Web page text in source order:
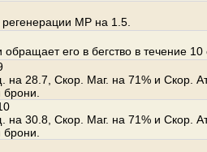
MP на 1.5.
обращает его в бегство в течение 10
на 28.7, Скор. Маг. на 71% и Скор.
на 30.8, Скор. Маг. на 71% и Скор.